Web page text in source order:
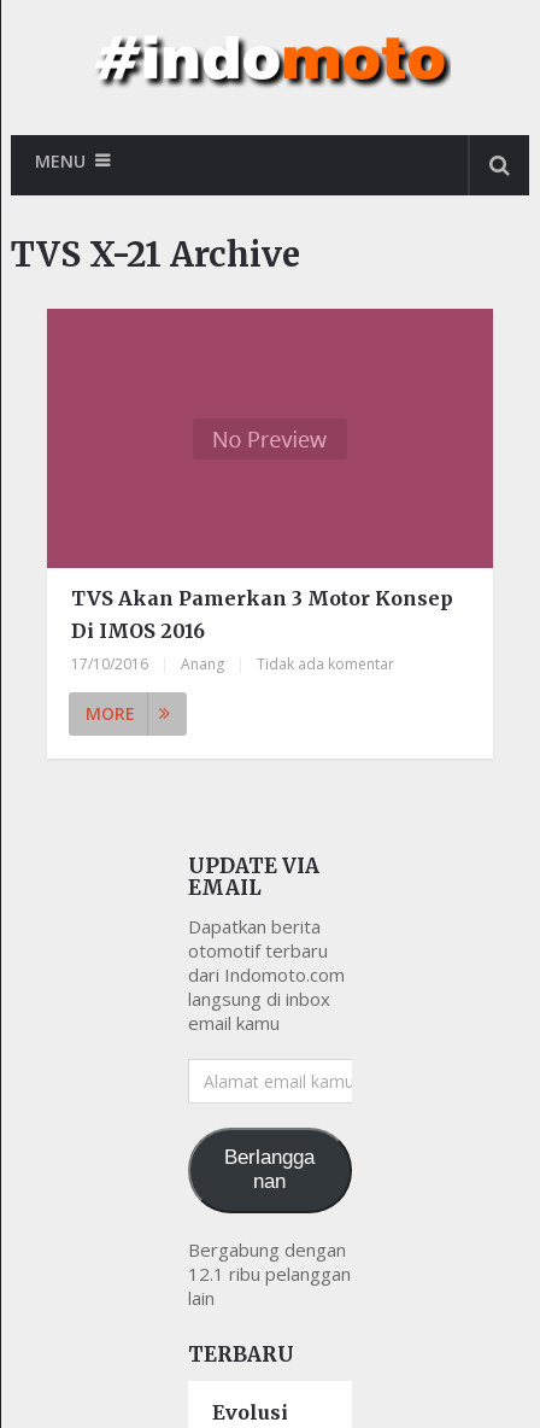
MENU
TVS X-21 Archive
TVS Akan Pamerkan 3 Motor Konsep
Di IMOS 2016
17/10/2016 Anang Tidak ada komentar
MORE
UPDATE VIA
EMAIL
Dapatkan berita
otomotif terbaru
dari Indomoto.com
langsung di inbox
email kamu
Alamat
email
Berlangga
nan
Bergabung dengan
12.1 ribu pelanggan
lain
TERBARU
Evolusi